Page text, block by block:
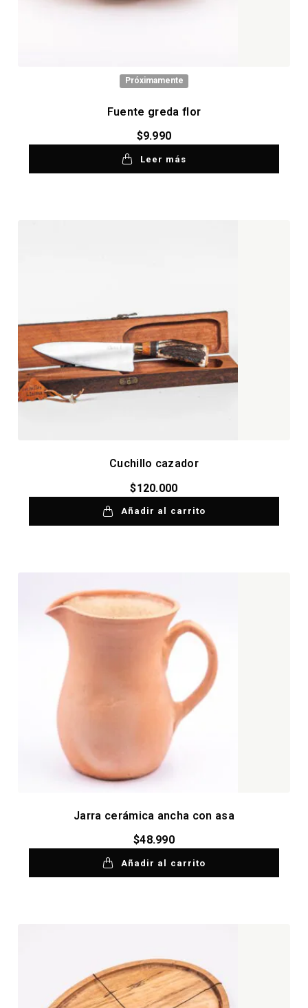
Próximamente
Fuente greda flor
$9.990
Leer más
Cuchillo cazador
$120.000
Añadir al carrito
Jarra cerámica ancha con asa
$48.990
Añadir al carrito